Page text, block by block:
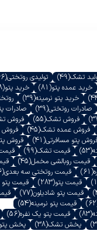
تشک(49) تولیدی روتختی(66)
خرید عمده پتو(81) خرید پتو(118)
خرید پتو نرمینه(39)
صادرات روتختی(39) صادرات
فروش تشک(55) فروش
فروش عمده تشک(45) فروش
پتو مسافرتی(41) فروش
(53) قیمت تشک(99)
قیمت روبالشی مخمل(45)
(61) قیمت روتختی سه بعدی(46)
قیمت پتو(283) قیمت پتو
قیمت پتو شادیلون(77)
قیمت پتو نرمینه(54)
(83) قیمت پتو یک نفره(56)
پخش تشک(38) پخش پتو